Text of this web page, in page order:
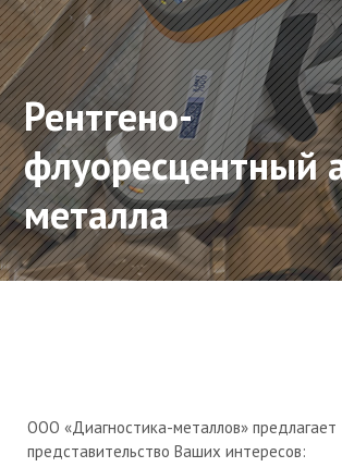
Рентгено-
флуоресцентный
металла
ООО «Диагностика-металлов» предлагает
представительство Ваших интересов: